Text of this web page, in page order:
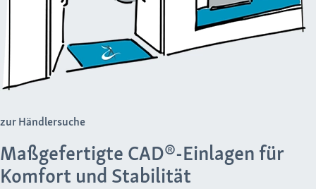
zur Händlersuche
Maßgefertigte CAD®-Einlagen für
Komfort und Stabilität